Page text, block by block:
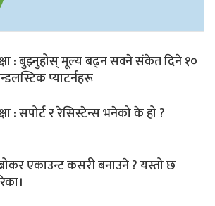
: बुझ्नुहोस् मूल्य बढ्न सक्ने संकेत दिने १०
प्याटर्नहरू
: सपोर्ट र रेसिस्टेन्स भनेको के हो ?
एकाउन्ट कसरी बनाउने ? यस्तो छ